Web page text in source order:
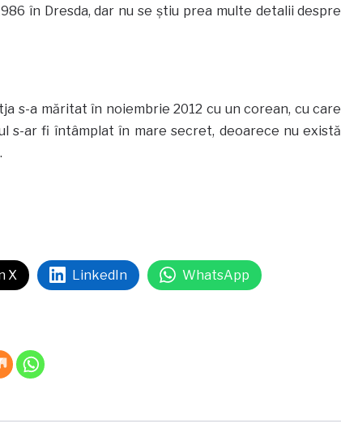
în Dresda, dar nu se ştiu prea multe detalii despre
s-a măritat în noiembrie 2012 cu un corean, cu care
s-ar fi întâmplat în mare secret, deoarece nu există
X LinkedIn WhatsApp